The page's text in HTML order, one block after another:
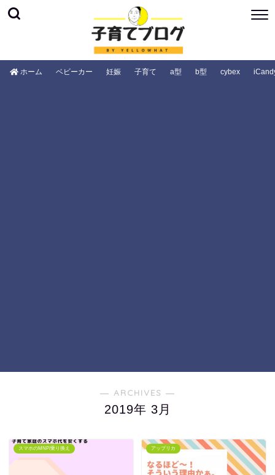
ホーム ベビーカー 妊娠 子育て a型 b型 cybex
― ARCHIVES ―
2019年 3月
スマホのMNP/乗り換え アップリカ